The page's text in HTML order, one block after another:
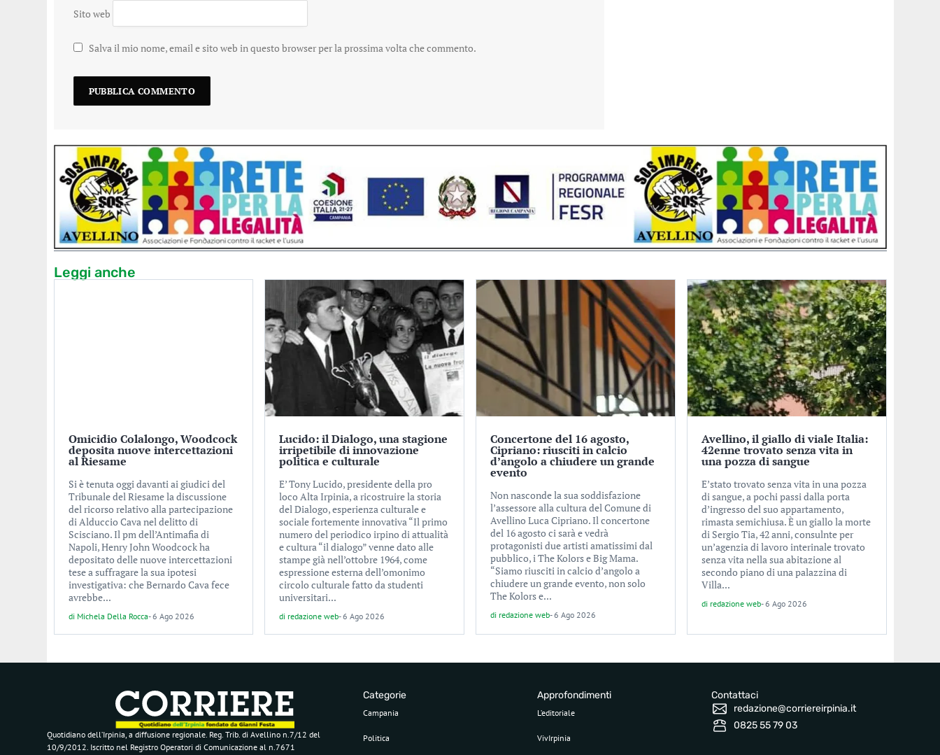
Sito web
Salva il mio nome, email e sito web in questo browser per la prossima volta che commento.
Leggi anche
Omicidio Colalongo, Woodcock
deposita nuove intercettazioni
al Riesame
Si è tenuta oggi davanti ai giudici del
Tribunale del Riesame la discussione
del ricorso relativo alla partecipazione
di Alduccio Cava nel delitto di
Scisciano. Il pm dell’Antimafia di
Napoli, Henry John Woodcock ha
depositato delle nuove intercettazioni
tese a suffragare la sua ipotesi
investigativa: che Bernardo Cava fece
avrebbe...
di Michela Della Rocca-6 Ago 2026
Lucido: il Dialogo, una stagione
irripetibile di innovazione
politica e culturale
E’ Tony Lucido, presidente della pro
loco Alta Irpinia, a ricostruire la storia
del Dialogo, esperienza culturale e
sociale fortemente innovativa “Il primo
numero del periodico irpino di attualità
e cultura “il dialogo” venne dato alle
stampe già nell’ottobre 1964, come
espressione esterna dell’omonimo
circolo culturale fatto da studenti
universitari...
di redazione web-6 Ago 2026
Concertone del 16 agosto,
Cipriano: riusciti in calcio
d’angolo a chiudere un grande
evento
Non nasconde la sua soddisfazione
l’assessore alla cultura del Comune di
Avellino Luca Cipriano. Il concertone
del 16 agosto ci sarà e vedrà
protagonisti due artisti amatissimi dal
pubblico, i The Kolors e Big Mama.
“Siamo riusciti in calcio d’angolo a
chiudere un grande evento, non solo
The Kolors e...
di redazione web-6 Ago 2026
Avellino, il giallo di viale Italia:
42enne trovato senza vita in
una pozza di sangue
E’stato trovato senza vita in una pozza
di sangue, a pochi passi dalla porta
d’ingresso del suo appartamento,
rimasta semichiusa. È un giallo la morte
di Sergio Tia, 42 anni, consulnte per
un’agenzia di lavoro interinale trovato
senza vita nella sua abitazione al
secondo piano di una palazzina di
Villa...
di redazione web-6 Ago 2026
Quotidiano dell’Irpinia, a diffusione regionale. Reg. Trib. di Avellino n.7/12 del
10/9/2012. Iscritto nel Registro Operatori di Comunicazione al n.7671
Categorie
Campania
Politica
Approfondimenti
L’editoriale
VivIrpinia
Contattaci
redazione@corriereirpinia.it
0825 55 79 03